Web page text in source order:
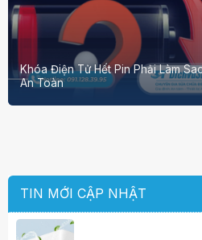
Khóa Điện Tử Hết Pin Phải Làm
An Toàn
TIN MỚI CẬP NHẬT